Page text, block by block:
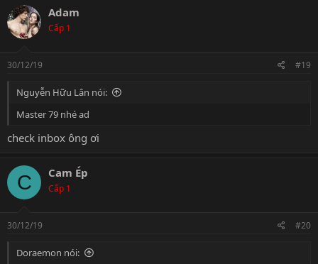
c
t
i
o
s
Adam
Cấp 1
30/12/19 #19
Nguyễn Hữu Lân nói:
Master 79 nhé ad
check inbox ông ơi
C Cam Ép
Cấp 1
30/12/19 #20
Doraemon nói: